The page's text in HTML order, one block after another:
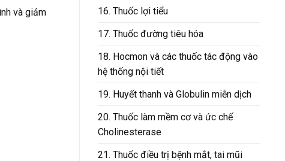
16. Thuốc lợi tiểu
17. Thuốc đường tiêu hóa
18. Hocmon và các thuốc tác động vào
hệ thống nội tiết
19. Huyết thanh và Globulin miễn dịch
20. Thuốc làm mềm cơ và ức chế
Cholinesterase
21. Thuốc điều trị bệnh mắt, tai mũi
và giảm